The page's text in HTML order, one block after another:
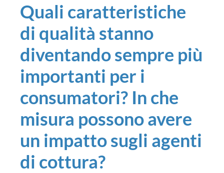
Quali caratteristiche
di qualità stanno
diventando sempre più
importanti per i
consumatori? In che
misura possono avere
un impatto sugli agenti
di cottura?